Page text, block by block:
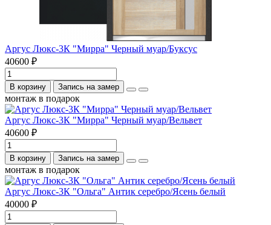
Аргус Люкс-3К "Мирра" Черный муар/Буксус
40600 ₽
В корзину Запись на замер
монтаж в подарок
Аргус Люкс-3К "Мирра" Черный муар/Вельвет
40600 ₽
В корзину Запись на замер
монтаж в подарок
Аргус Люкс-3К "Ольга" Антик серебро/Ясень белый
40000 ₽